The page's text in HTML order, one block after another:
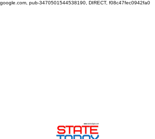
google.com, pub-3470501544538190, DIRECT, f08c47fec0942fa0